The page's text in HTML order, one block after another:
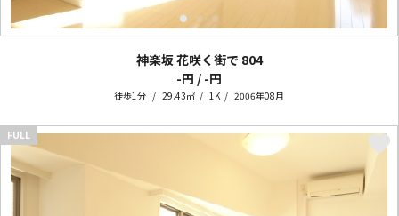
神楽坂 花咲く街で 804
-円 / -円
徒歩1分 29.43㎡ 1K 2006年08月
FULL